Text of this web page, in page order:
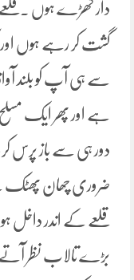
دار کھڑے ہوں ۔قلعے
گشت کر رہے ہوں اور
سے ہی آپ کو بلند
ہے اور پھر ایک مسلح
دور ہی سے باز پرس کر
ضروری چھان پھٹک
قلعے کے اندر داخل
بڑے تالاب نظر آتے